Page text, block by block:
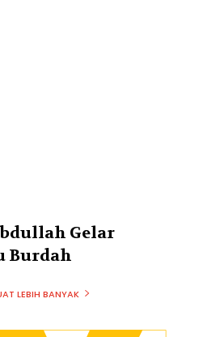
Gelar
Burdah
LEBIH BANYAK